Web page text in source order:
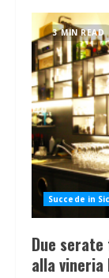
3 MIN READ
Succede in
Due
alla